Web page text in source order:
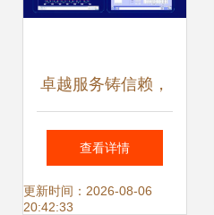
卓越服务铸信赖，
安全护航新篇章
——新松再获沈阳
查看详情
更新时间：2026-08-06
20:42:33